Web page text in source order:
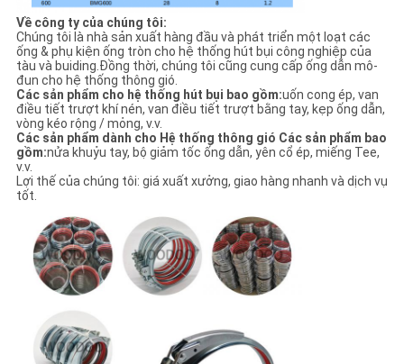
Về công ty của chúng tôi:
Chúng tôi là nhà sản xuất hàng đầu và phát triển một loạt các
ống & phụ kiện ống tròn cho hệ thống hút bụi công nghiệp của
tàu và buiding.Đồng thời, chúng tôi cũng cung cấp ống dẫn mô-
đun cho hệ thống thông gió.
Các sản phẩm cho hệ thống hút bụi bao gồm:uốn cong ép, van
điều tiết trượt khí nén, van điều tiết trượt bằng tay, kẹp ống dẫn,
vòng kéo rộng / mỏng, v.v.
Các sản phẩm dành cho Hệ thống thông gió Các sản phẩm bao
gồm:nửa khuỷu tay, bộ giảm tốc ống dẫn, yên cổ ép, miếng Tee,
v.v.
Lợi thế của chúng tôi: giá xuất xưởng, giao hàng nhanh và dịch vụ
tốt.